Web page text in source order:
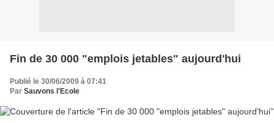
Fin de 30 000 "emplois jetables" aujourd'hui
Publié le 30/06/2009 à 07:41
Par Sauvons l'Ecole